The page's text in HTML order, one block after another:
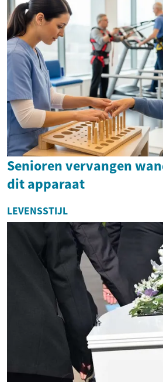
Senioren vervangen
dit apparaat
LEVENSSTIJL